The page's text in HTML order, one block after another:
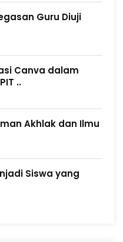
Guru Diuji
Canva dalam
..
Akhlak dan Ilmu
Siswa yang